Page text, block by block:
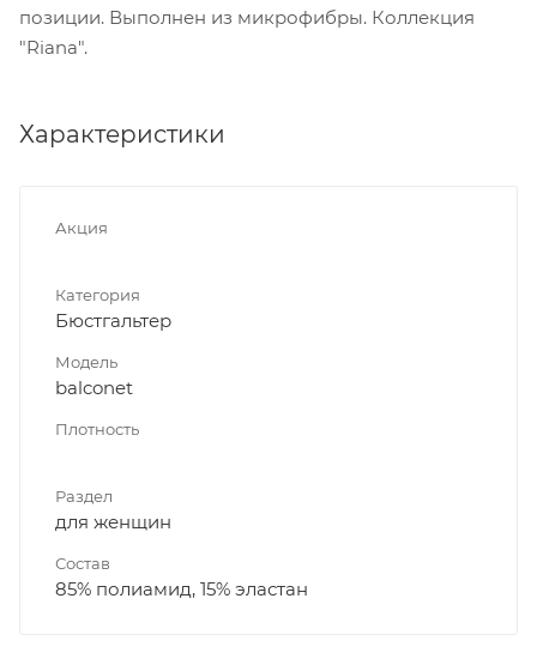
позиции. Выполнен из микрофибры. Коллекция
"Riana".
Характеристики
Акция
Категория
Бюстгальтер
Модель
balconet
Плотность
Раздел
для женщин
Состав
85% полиамид, 15% эластан